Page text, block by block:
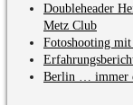
Doubleheader
Metz Club
Fotoshooting
Berlin … immer